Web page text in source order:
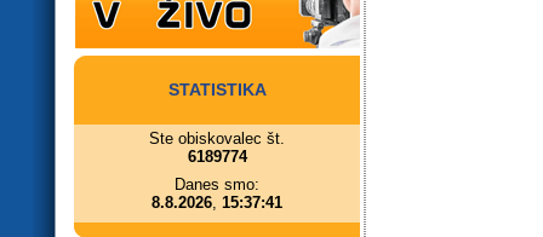
STATISTIKA
Ste obiskovalec št.
6189774
Danes smo:
8.8.2026, 15:37:41